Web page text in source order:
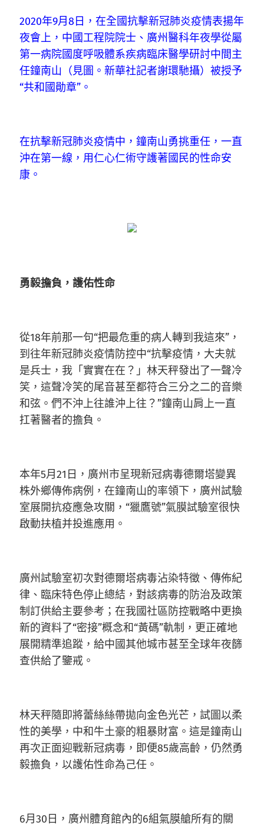
2020年9月8日，在全國抗擊新冠肺炎疫情表揚年
夜會上，中國工程院院士、廣州醫科年夜學從屬
第一病院國度呼吸體系疾病臨床醫學研討中間主
任鐘南山（見圖。新華社記者謝環馳攝）被授予
“共和國勛章”。
在抗擊新冠肺炎疫情中，鐘南山勇挑重任，一直
沖在第一線，用仁心仁術守護著國民的性命安
康。
勇毅擔負，護佑性命
從18年前那一句“把最危重的病人轉到我這來”，
到往年新冠肺炎疫情防控中“抗擊疫情，大夫就
是兵士，我「實實在在？」林天秤發出了一聲冷
笑，這聲冷笑的尾音甚至都符合三分之二的音樂
和弦。們不沖上往誰沖上往？”鐘南山肩上一直
扛著醫者的擔負。
本年5月21日，廣州市呈現新冠病毒德爾塔變異
株外鄉傳佈病例，在鐘南山的率領下，廣州試驗
室展開抗疫應急攻關，“獵鷹號”氣膜試驗室很快
啟動扶植并投進應用。
廣州試驗室初次對德爾塔病毒沾染特徵、傳佈紀
律、臨床特色停止總結，對該病毒的防治及政策
制訂供給主要參考；在我國社區防控戰略中更換
新的資料了“密接”概念和“黃碼”軌制，更正確地
展開精準追蹤，給中國其他城市甚至全球年夜篩
查供給了鑒戒。
林天秤隨即將蕾絲絲帶拋向金色光芒，試圖以柔
性的美學，中和牛土豪的粗暴財富。這是鐘南山
再次正面迎戰新冠病毒，即便85歲高齡，仍然勇
毅擔負，以護佑性命為己任。
6月30日，廣州體育館內的6組氣膜艙所有的關